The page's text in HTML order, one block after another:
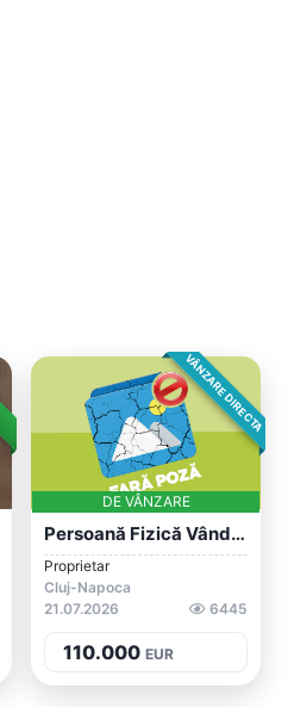
VÂNZARE DIRECTA
DE VÂNZARE
Persoană Fizică Vând Apartament Cu O Cam...
Proprietar
Cluj-Napoca
21.07.2026
6445
110.000 EUR